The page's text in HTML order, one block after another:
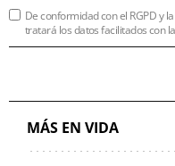
De conformidad con el RGPD y
tratará los datos facilitados con
MÁS EN VIDA